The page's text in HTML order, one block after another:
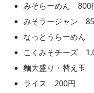
みそらーめん 800
みそラージャン
なっとうらーめん
こくみそチーズ
麵大盛り・替え玉
ライス 200円